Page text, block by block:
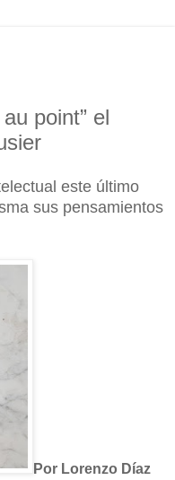
point” el
este último
sus pensamientos
Por Lorenzo Díaz